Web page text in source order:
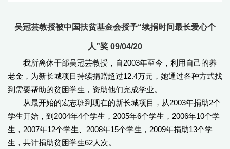
吴冠芸教授被中国扶贫基金会授予“续捐时间最长爱心个
人”奖 09/04/20
我所离休干部吴冠芸教授，自2003年至今，利用自己的养
老金，为新长城项目持续捐赠超过12.4万元，她通过各种方式找
到需要帮助的贫困学生，资助他们完成学业。
从最开始的宏志班到现在的新长城项目，从2003年捐助2个
学生开始，到2004年4个学生，2005年6个学生，2006年10个学
生，2007年12个学生、2008年15个学生，2009年捐助13个学
生，共计捐助贫困学生62人次。